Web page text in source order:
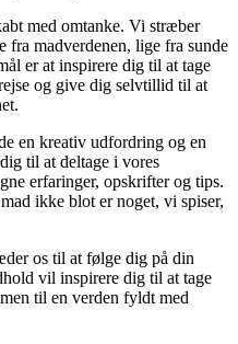
med omtanke. Vi stræber
fra madverdenen, lige fra sunde
er at inspirere dig til at tage
og give dig selvtillid til at
en kreativ udfordring og en
til at deltage i vores
erfaringer, opskrifter og tips.
ikke blot er noget, vi spiser,
os til at følge dig på din
vil inspirere dig til at tage
til en verden fyldt med